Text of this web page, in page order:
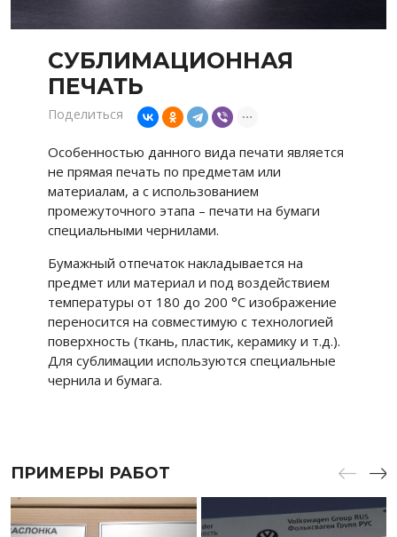
СУБЛИМАЦИОННАЯ
ПЕЧАТЬ
Поделиться
Особенностью данного вида печати является
не прямая печать по предметам или
материалам, а с использованием
промежуточного этапа – печати на бумаги
специальными чернилами.
Бумажный отпечаток накладывается на
предмет или материал и под воздействием
температуры от 180 до 200 °С изображение
переносится на совместимую с технологией
поверхность (ткань, пластик, керамику и т.д.).
Для сублимации используются специальные
чернила и бумага.
ПРИМЕРЫ РАБОТ